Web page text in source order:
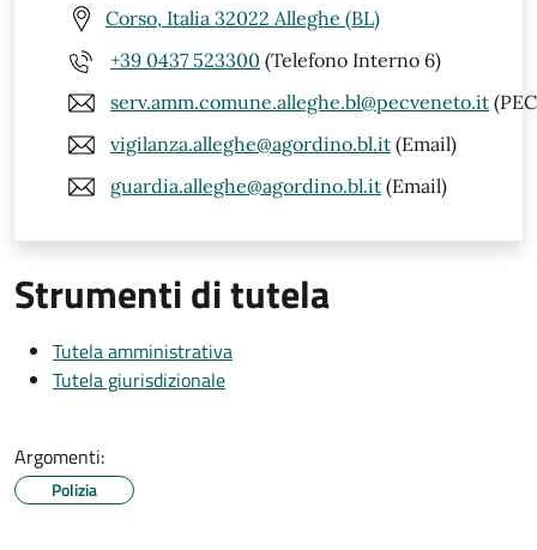
Corso, Italia 32022 Alleghe (BL)
+39 0437 523300 (Telefono Interno 6)
serv.amm.comune.alleghe.bl@pecveneto.it
vigilanza.alleghe@agordino.bl.it (Email)
guardia.alleghe@agordino.bl.it (Email)
Strumenti di tutela
Tutela amministrativa
Tutela giurisdizionale
Argomenti:
Polizia